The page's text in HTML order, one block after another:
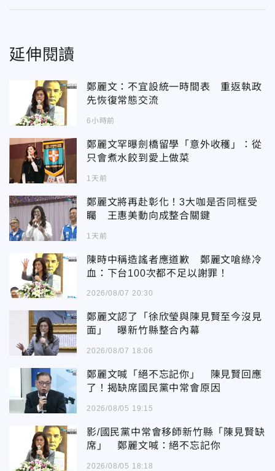
延伸閱讀
鄭麗文：不宜設統一時間表 重返執政
先恢復常態交流
6小時前
鄭麗文罕曝劍橋留學「意外收穫」：從
只會煮水餃到愛上做菜
1天前
鄭麗文將再赴彰化！3大咖是否同框受
矚 王惠美動向成整合關鍵
1天前
陳時中稱造謠者應道歉 鄭麗文嗆綠冷
血：下台100次都不足以謝罪！
2026/08/07 20:30
鄭麗文認了「徐欣瑩與陳見賢至今沒見
面」 曝新竹縣整合內幕
2026/08/07 18:06
鄭麗文喊「絕不忘記你」 陳見賢回應
了！揭缺席國民黨中常會原因
2026/08/05 19:15
影/國民黨中常會移師新竹縣「陳見賢缺
席」 鄭麗文喊：絕不忘記你
2026/08/05 18:18